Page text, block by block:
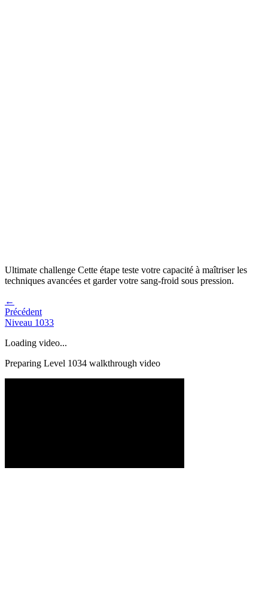
Ultimate challenge Cette étape teste votre capacité à maîtriser les
techniques avancées et garder votre sang-froid sous pression.
←
Précédent
Niveau 1033
Loading video...
Preparing Level 1034 walkthrough video